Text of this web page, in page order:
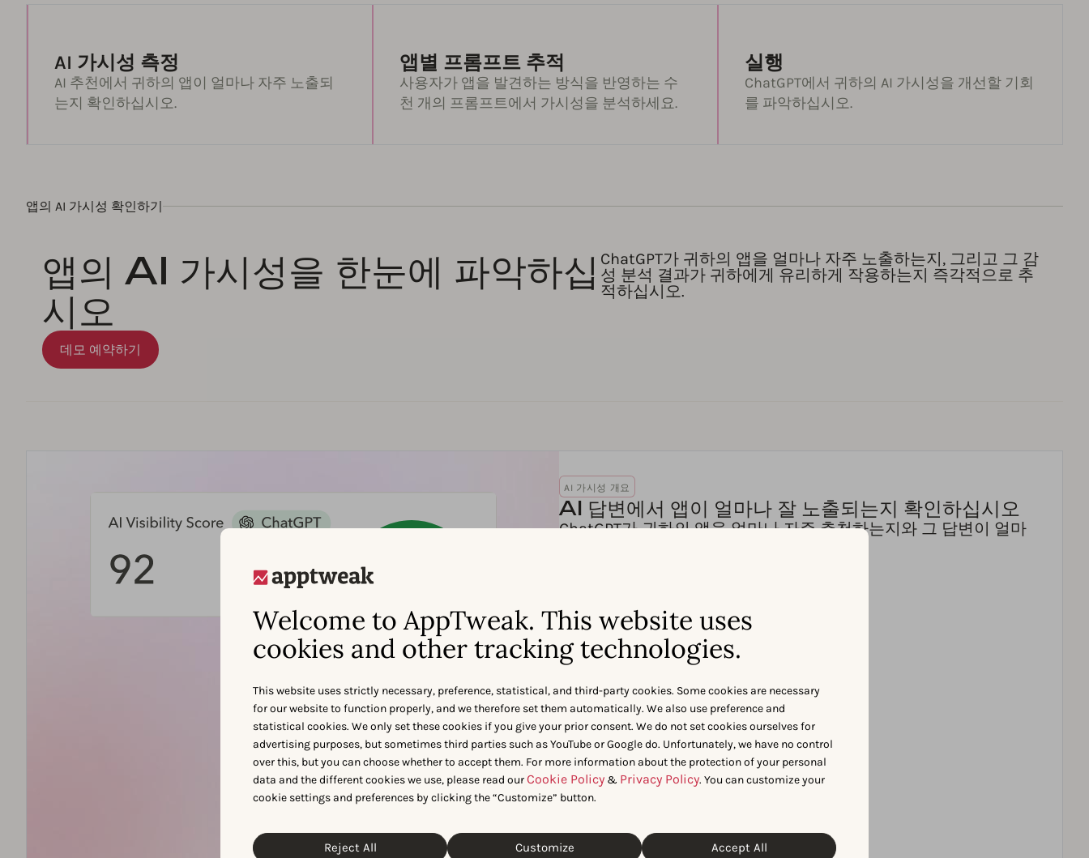
Welcome to AppTweak. This website uses
cookies and other tracking technologies.
This website uses strictly necessary, preference, statistical, and third-party cookies. Some cookies are necessary
for our website to function properly, and we therefore set them automatically. We also use preference and
statistical cookies. We only set these cookies if you give your prior consent. We do not set cookies ourselves for
advertising purposes, but sometimes third parties such as YouTube or Google do. Unfortunately, we have no control
over this, but you can choose whether to accept them. For more information about the protection of your personal
data and the different cookies we use, please read ourCookie Policy & Privacy Policy. You can customize your
cookie settings and preferences by clicking the “Customize” button.
Reject All Customize Accept All
AI 가시성 측정
AI 추천에서 귀하의 앱이 얼마나 자주 노출되
는지 확인하십시오.
앱별 프롬프트 추적
사용자가 앱을 발견하는 방식을 반영하는 수
천 개의 프롬프트에서 가시성을 분석하세요.
실행
ChatGPT에서 귀하의 AI 가시성을 개선할 기회
를 파악하십시오.
앱의 AI 가시성 확인하기
앱의 AI 가시성을 한눈에 파악하십
시오
데모 예약하기
ChatGPT가 귀하의 앱을 얼마나 자주 노출하는지, 그리고 그 감
성 분석 결과가 귀하에게 유리하게 작용하는지 즉각적으로 추
적하십시오.
AI 가시성 개요
AI 답변에서 앱이 얼마나 잘 노출되는지 확인하십시오
ChatGPT가 귀하의 앱을 얼마나 자주 추천하는지와 그 답변이 얼마